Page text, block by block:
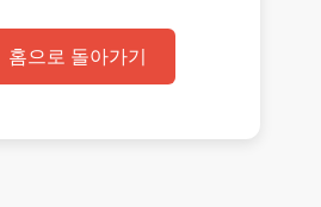
홈으로 돌아가기